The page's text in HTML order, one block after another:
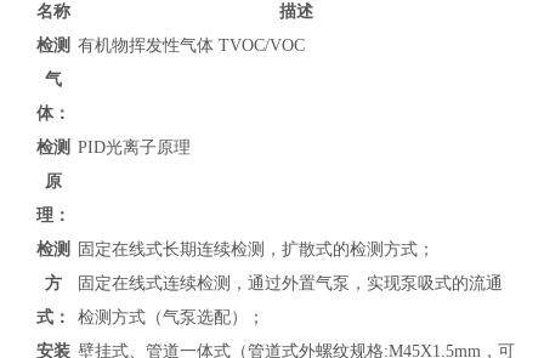
名称
描述
检测
气
体：
有机物挥发性气体 TVOC/VOC
检测
原
理：
PID光离子原理
检测
方
式：
固定在线式长期连续检测，扩散式的检测方式；
固定在线式连续检测，通过外置气泵，实现泵吸式的流通
检测方式（气泵选配）；
安装 壁挂式、管道一体式（管道式外螺纹规格:M45X1.5mm，可